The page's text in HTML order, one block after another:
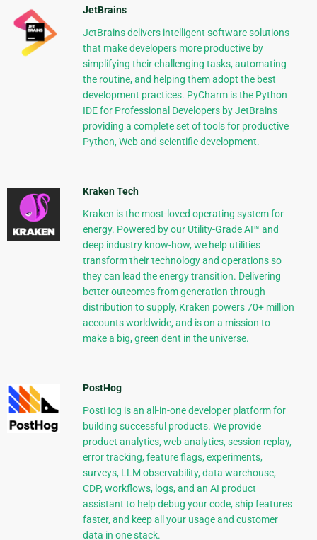
JetBrains
JetBrains delivers intelligent software solutions
that make developers more productive by
simplifying their challenging tasks, automating
the routine, and helping them adopt the best
development practices. PyCharm is the Python
IDE for Professional Developers by JetBrains
providing a complete set of tools for productive
Python, Web and scientific development.
Kraken Tech
Kraken is the most-loved operating system for
energy. Powered by our Utility-Grade AI™ and
deep industry know-how, we help utilities
transform their technology and operations so
they can lead the energy transition. Delivering
better outcomes from generation through
distribution to supply, Kraken powers 70+ million
accounts worldwide, and is on a mission to
make a big, green dent in the universe.
PostHog
PostHog is an all-in-one developer platform for
building successful products. We provide
product analytics, web analytics, session replay,
error tracking, feature flags, experiments,
surveys, LLM observability, data warehouse,
CDP, workflows, logs, and an AI product
assistant to help debug your code, ship features
faster, and keep all your usage and customer
data in one stack.